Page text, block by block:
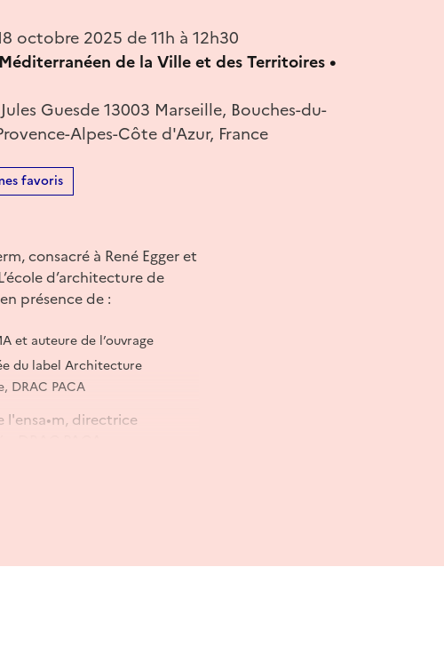
octobre 2025 de 11h à 12h30
de la Ville et des Territoires •
Guesde 13003 Marseille, Bouches-du-
Alpes-Côte d'Azur, France
favoris
consacré à René Egger et
d’architecture de
présence de :
et auteure de l’ouvrage
du label Architecture
PACA
directrice
Parenthèses.